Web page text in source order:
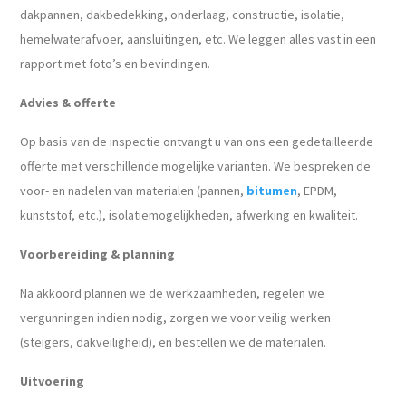
dakpannen, dakbedekking, onderlaag, constructie, isolatie,
hemelwaterafvoer, aansluitingen, etc. We leggen alles vast in een
rapport met foto’s en bevindingen.
Advies & offerte
Op basis van de inspectie ontvangt u van ons een gedetailleerde
offerte met verschillende mogelijke varianten. We bespreken de
voor- en nadelen van materialen (pannen, bitumen, EPDM,
kunststof, etc.), isolatiemogelijkheden, afwerking en kwaliteit.
Voorbereiding & planning
Na akkoord plannen we de werkzaamheden, regelen we
vergunningen indien nodig, zorgen we voor veilig werken
(steigers, dakveiligheid), en bestellen we de materialen.
Uitvoering